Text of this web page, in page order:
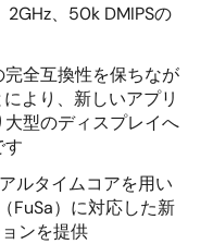
、50k DMIPSの
全互換性を保ちなが
より、新しいアプリ
型のディスプレイへ
す
ルタイムコアを用い
FuSa）に対応した新
ンを提供